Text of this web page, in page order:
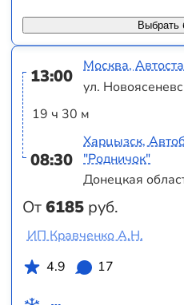
Выбрать
13:00
19 ч 30 м
08:30
От6185 руб.
Москва,
ул.
Харцызск,
"Родничок"
Донецкая
ИП Кравченко А.Н.
4.9
17